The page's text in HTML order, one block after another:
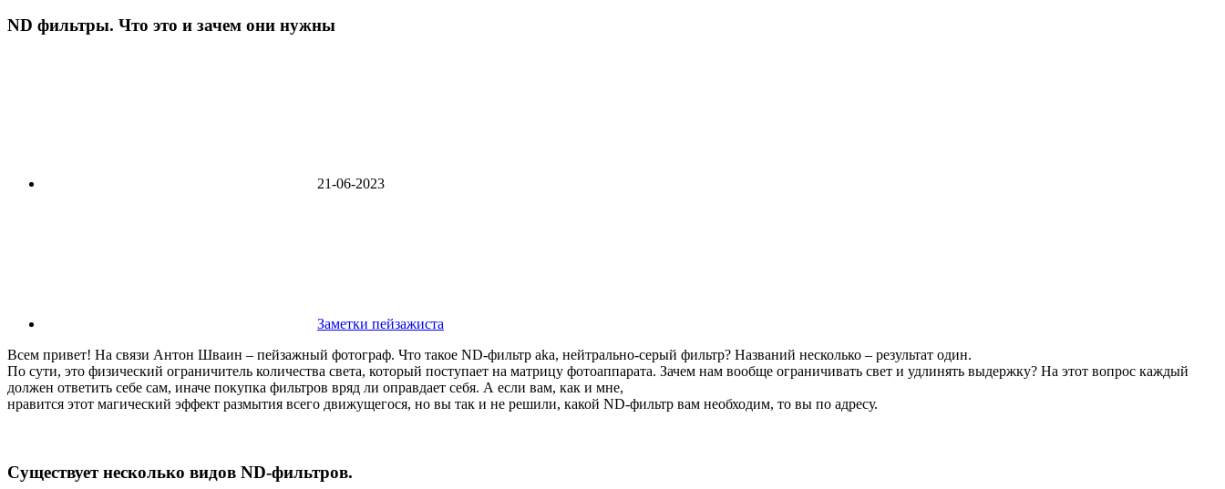
ND фильтры. Что это и зачем они нужны
21-06-2023
Заметки пейзажиста
Всем привет! На связи Антон Шваин – пейзажный фотограф. Что такое ND-фильтр aka, нейтрально-серый фильтр? Названий несколько – результат один.
По сути, это физический ограничитель количества света, который поступает на матрицу фотоаппарата. Зачем нам вообще ограничивать свет и удлинять выдержку? На этот вопрос каждый
должен ответить себе сам, иначе покупка фильтров вряд ли оправдает себя. А если вам, как и мне,
нравится этот магический эффект размытия всего движущегося, но вы так и не решили, какой ND-фильтр вам необходим, то вы по адресу.
Существует несколько видов ND-фильтров.